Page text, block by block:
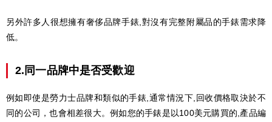
另外許多人很想擁有奢侈品牌手錶,對沒有完整附屬品的手錶需求降
低。
2.同一品牌中是否受歡迎
例如即使是勞力士品牌和類似的手錶,通常情況下,回收價格取決於不
同的公司，也會相差很大。例如您的手錶是以100美元購買的,產品編